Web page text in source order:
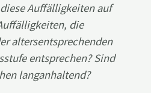
Auffälligkeiten auf
die
altersentsprechenden
entsprechen? Sind
langanhaltend?